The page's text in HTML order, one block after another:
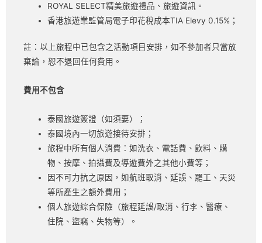
ROYAL SELECT精美旅遊禮品、旅遊資訊。
香港旅遊業監管局電子印花稅成本TIA Elevy 0.15%；
註：以上旅程中已包含之活動項目安排，如不參加者只當放
棄論，恕不退回任何費用。
費用不包含
泰國旅遊簽證（如須要）；
泰國境內一切旅遊接待安排；
旅程中所有個人消費：如洗衣、電話費、飲料、購
物、按摩、拍攝費及導遊費外之其他小費等；
因不可力抗之原因，如航班取消、延誤、罷工、天災
等所產生之額外費用；
個人旅遊綜合保險（旅程延誤/取消、行李、醫療、
住院、盜竊、失物等）。